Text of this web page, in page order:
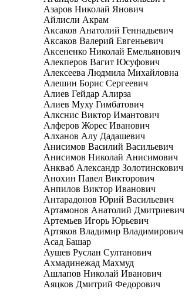
Азаров Николай Янович
Айлисли Акрам
Аксаков Анатолий Геннадьевич
Аксаков Валерий Евгеньевич
Аксененко Николай Емельянович
Алекперов Вагит Юсуфович
Алексеева Людмила Михайловна
Алешин Борис Сергеевич
Алиев Гейдар Алирза
Алиев Муху Гимбатович
Алкснис Виктор Имантович
Алферов Жорес Иванович
Алханов Алу Дадашевич
Анисимов Василий Васильевич
Анисимов Николай Анисимович
Анкваб Александр Золотинскович
Анохин Павел Викторович
Анпилов Виктор Иванович
Антарадонов Юрий Васильевич
Артамонов Анатолий Дмитриевич
Артемьев Игорь Юрьевич
Артяков Владимир Владимирович
Асад Башар
Аушев Руслан Султанович
Ахмадинежад Махмуд
Ашлапов Николай Иванович
Аяцков Дмитрий Федорович